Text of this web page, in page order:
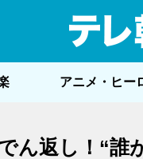
アニメ・ヒー
ん返し！“